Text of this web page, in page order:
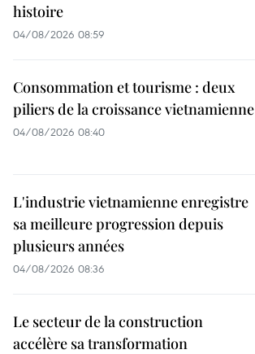
histoire
04/08/2026 08:59
Consommation et tourisme : deux
piliers de la croissance vietnamienne
04/08/2026 08:40
L'industrie vietnamienne enregistre
sa meilleure progression depuis
plusieurs années
04/08/2026 08:36
Le secteur de la construction
accélère sa transformation